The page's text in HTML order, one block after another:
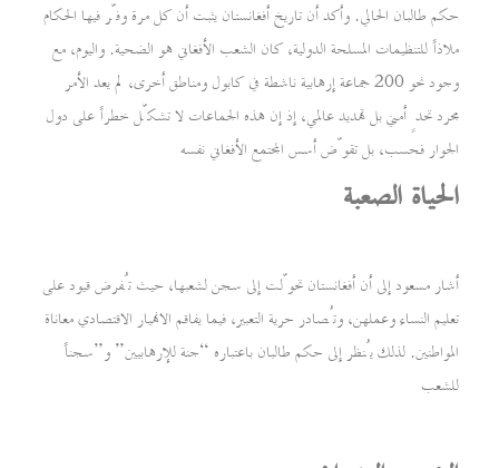
حكم طالبان الحالي. وأكد أن تاريخ أفغانستان يثبت أن كل مرة وفّر فيها الحكام
ملاذاً للتنظيمات المسلحة الدولية، كان الشعب الأفغاني هو الضحية. واليوم، مع
وجود نحو 200 جماعة إرهابية ناشطة في كابول ومناطق أخرى، لم يعد الأمر
مجرد تحدٍ أمني بل تهديد عالمي، إذ إن هذه الجماعات لا تشكّل خطراً على دول
الجوار فحسب، بل تقوّض أسس المجتمع الأفغاني نفسه
الحياة الصعبة
أشار مسعود إلى أن أفغانستان تحوّلت إلى سجن لشعبها، حيث تُفرض قيود على
تعليم النساء وعملهن، وتُصادر حرية التعبير، فيما يفاقم الانهيار الاقتصادي معاناة
المواطنين. لذلك يُنظر إلى حكم طالبان باعتباره “جنة للإرهابيين” و”سجناً
للشعب